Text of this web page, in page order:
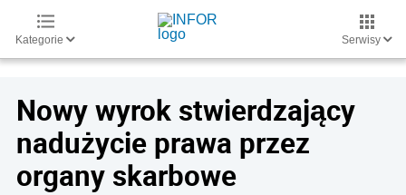
Kategorie Serwisy
Nowy wyrok stwierdzający
nadużycie prawa przez
organy skarbowe